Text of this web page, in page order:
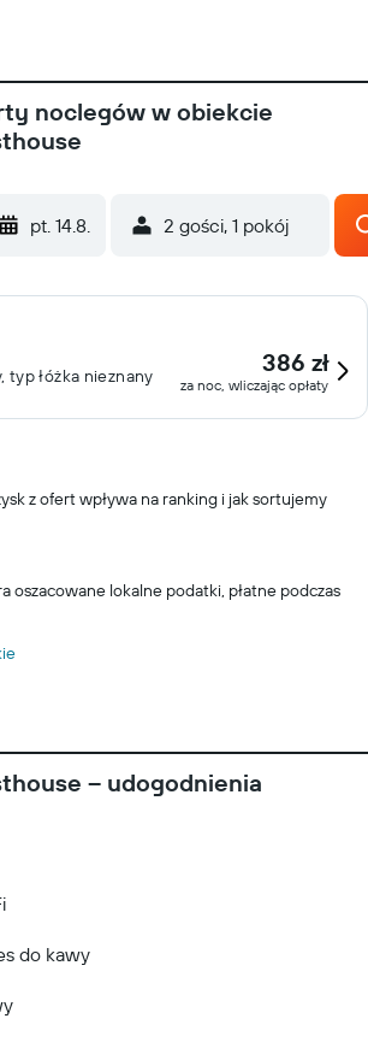
through the guest house. Clifton
and Camps Bay Beach is 4.5 km away,
Airport is 24 km away, and a shuttle
upon request.
noclegów w obiekcie
pt. 14.8. 2 gości, 1 pokój
typ łóżka nieznany 386 zł
za noc, wliczając opłaty
z ofert wpływa na ranking i jak sortujemy
oszacowane lokalne podatki, płatne podczas
– udogodnienia
do kawy